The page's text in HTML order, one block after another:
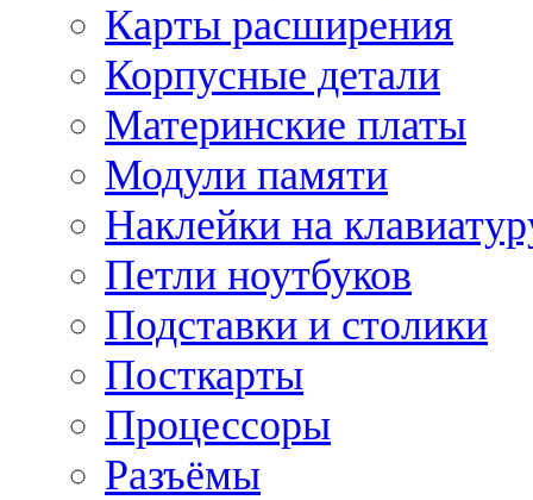
Карты расширения
Корпусные детали
Материнские платы
Модули памяти
Наклейки на
Петли ноутбуков
Подставки и столики
Посткарты
Процессоры
Разъёмы